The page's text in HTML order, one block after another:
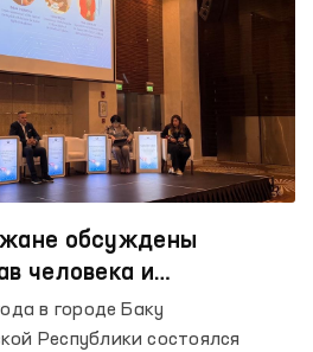
обсуждены
человека и
интеллекта
в городе Баку
Республики состоялся